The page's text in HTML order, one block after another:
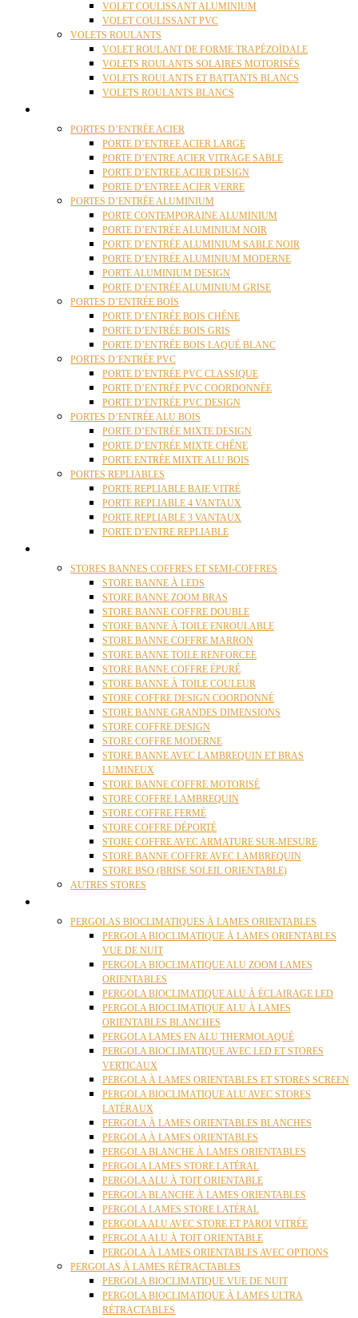
VOLET COULISSANT ALUMINIUM
VOLET COULISSANT PVC
VOLETS ROULANTS
VOLET ROULANT DE FORME TRAPÉZOÏDALE
VOLETS ROULANTS SOLAIRES MOTORISÉS
VOLETS ROULANTS ET BATTANTS BLANCS
VOLETS ROULANTS BLANCS
PORTES D’ENTRÉE ACIER
PORTE D’ENTREE ACIER LARGE
PORTE D’ENTRE ACIER VITRAGE SABLE
PORTE D’ENTREE ACIER DESIGN
PORTE D’ENTREE ACIER VERRE
PORTES D’ENTRÉE ALUMINIUM
PORTE CONTEMPORAINE ALUMINIUM
PORTE D’ENTRÉE ALUMINIUM NOIR
PORTE D’ENTRÉE ALUMINIUM SABLE NOIR
PORTE D’ENTRÉE ALUMINIUM MODERNE
PORTE ALUMINIUM DESIGN
PORTE D’ENTRÉE ALUMINIUM GRISE
PORTES D’ENTRÉE BOIS
PORTE D’ENTRÉE BOIS CHÊNE
PORTE D’ENTRÉE BOIS GRIS
PORTE D’ENTRÉE BOIS LAQUÉ BLANC
PORTES D’ENTRÉE PVC
PORTE D’ENTRÉE PVC CLASSIQUE
PORTE D’ENTRÉE PVC COORDONNÉE
PORTE D’ENTRÉE PVC DESIGN
PORTES D’ENTRÉE ALU BOIS
PORTE D’ENTRÉE MIXTE DESIGN
PORTE D’ENTRÉE MIXTE CHÊNE
PORTE ENTRÉE MIXTE ALU BOIS
PORTES REPLIABLES
PORTE REPLIABLE BAIE VITRÉ
PORTE REPLIABLE 4 VANTAUX
PORTE REPLIABLE 3 VANTAUX
PORTE D’ENTRE REPLIABLE
STORES BANNES COFFRES ET SEMI-COFFRES
STORE BANNE À LEDS
STORE BANNE ZOOM BRAS
STORE BANNE COFFRE DOUBLE
STORE BANNE À TOILE ENROULABLE
STORE BANNE COFFRE MARRON
STORE BANNE TOILE RENFORCEE
STORE BANNE COFFRE ÉPURÉ
STORE BANNE À TOILE COULEUR
STORE COFFRE DESIGN COORDONNÉ
STORE BANNE GRANDES DIMENSIONS
STORE COFFRE DESIGN
STORE COFFRE MODERNE
STORE BANNE AVEC LAMBREQUIN ET BRAS
LUMINEUX
STORE BANNE COFFRE MOTORISÉ
STORE COFFRE LAMBREQUIN
STORE COFFRE FERMÉ
STORE COFFRE DÉPORTÉ
STORE COFFRE AVEC ARMATURE SUR-MESURE
STORE BANNE COFFRE AVEC LAMBREQUIN
STORE BSO (BRISE SOLEIL ORIENTABLE)
AUTRES STORES
PERGOLAS BIOCLIMATIQUES À LAMES ORIENTABLES
PERGOLA BIOCLIMATIQUE À LAMES ORIENTABLES
VUE DE NUIT
PERGOLA BIOCLIMATIQUE ALU ZOOM LAMES
ORIENTABLES
PERGOLA BIOCLIMATIQUE ALU À ÉCLAIRAGE LED
PERGOLA BIOCLIMATIQUE ALU À LAMES
ORIENTABLES BLANCHES
PERGOLA LAMES EN ALU THERMOLAQUÉ
PERGOLA BIOCLIMATIQUE AVEC LED ET STORES
VERTICAUX
PERGOLA À LAMES ORIENTABLES ET STORES SCREEN
PERGOLA BIOCLIMATIQUE ALU AVEC STORES
LATÉRAUX
PERGOLA À LAMES ORIENTABLES BLANCHES
PERGOLA À LAMES ORIENTABLES
PERGOLA BLANCHE À LAMES ORIENTABLES
PERGOLA LAMES STORE LATÉRAL
PERGOLA ALU À TOIT ORIENTABLE
PERGOLA BLANCHE À LAMES ORIENTABLES
PERGOLA LAMES STORE LATÉRAL
PERGOLA ALU AVEC STORE ET PAROI VITRÉE
PERGOLA ALU À TOIT ORIENTABLE
PERGOLA À LAMES ORIENTABLES AVEC OPTIONS
PERGOLAS À LAMES RÉTRACTABLES
PERGOLA BIOCLIMATIQUE VUE DE NUIT
PERGOLA BIOCLIMATIQUE À LAMES ULTRA
RÉTRACTABLES